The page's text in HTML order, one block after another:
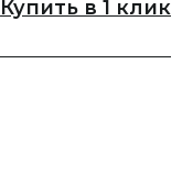
Купить в 1 клик